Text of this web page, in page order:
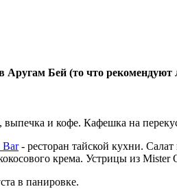
Аругам Бей (то что рекомендуют
выпечка и кофе. Кафешка на
Bar- ресторан тайской кухни.
крема. Устрицы из Mister
в панировке.